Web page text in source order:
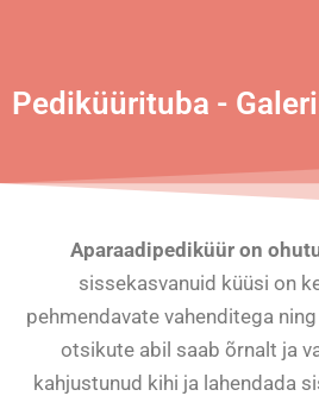
Pediküürituba -
Aparaadipediküür on
sissekasvanuid küüsi on
pehmendavate vahenditega
otsikute abil saab õrnalt ja
kahjustunud kihi ja lahendada